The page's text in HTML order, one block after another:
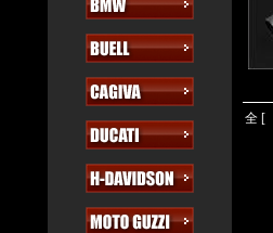
全 [